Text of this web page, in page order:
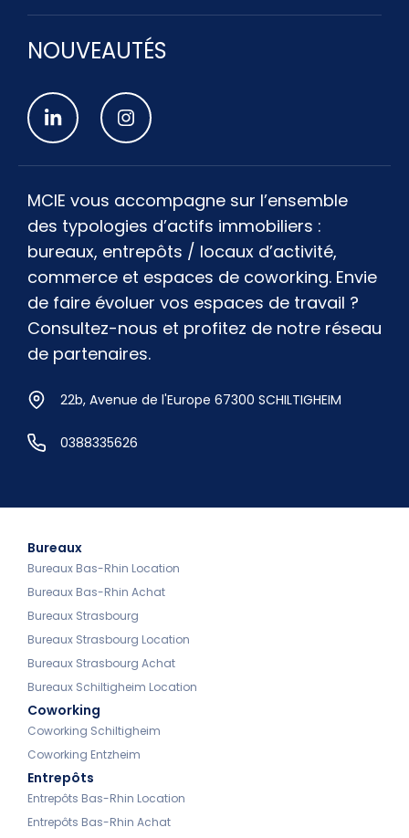
NOUVEAUTÉS
MCIE vous accompagne sur l’ensemble
des typologies d’actifs immobiliers :
bureaux, entrepôts / locaux d’activité,
commerce et espaces de coworking. Envie
de faire évoluer vos espaces de travail ?
Consultez-nous et profitez de notre réseau
de partenaires.
22b, Avenue de l'Europe 67300 SCHILTIGHEIM
0388335626
Bureaux
Bureaux Bas-Rhin Location
Bureaux Bas-Rhin Achat
Bureaux Strasbourg
Bureaux Strasbourg Location
Bureaux Strasbourg Achat
Bureaux Schiltigheim Location
Coworking
Coworking Schiltigheim
Coworking Entzheim
Entrepôts
Entrepôts Bas-Rhin Location
Entrepôts Bas-Rhin Achat